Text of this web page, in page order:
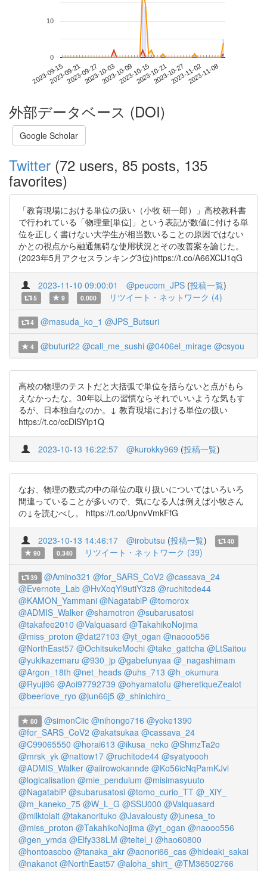
2023-09-152023-09-212023-09-272023-10-032023-10-092023-10-152023-10-212023-10-272023-11-022023-11-08
0
10
外部データベース (DOI)
Google Scholar
Twitter (72 users, 85 posts, 135
favorites)
「教育現場における単位の扱い（小牧 研一郎）」高校教科書
で行われている「物理量[単位]」という表記が数値に付ける単
位を正しく書けない大学生が相当数いることの原因ではない
かとの視点から融通無碍な使用状況とその改善案を論じた。
(2023年5月アクセスランキング3位)https://t.co/A66XClJ1qG
2023-11-10 09:00:01 @peucom_JPS (投稿一覧)
5 9 0.000 リツイート・ネットワーク (4)
4 @masuda_ko_1 @JPS_Butsuri
4 @buturi22 @call_me_sushi @0406el_mirage @csyou
高校の物理のテストだと大括弧で単位を括らないと点がもら
えなかったな。30年以上の習慣ならそれでいいような気もす
るが、日本独自なのか。↓ 教育現場における単位の扱い
https://t.co/ccDlSYip1Q
2023-10-13 16:22:57 @kurokky969 (投稿一覧)
なお、物理の数式の中の単位の取り扱いについてはいろいろ
間違っていることが多いので、気になる人は例えば小牧さん
の↓を読むべし。 https://t.co/UpnvVmkFfG
2023-10-13 14:46:17 @irobutsu (投稿一覧)
40
90
0.340 リツイート・ネットワーク (39)
39 @Amino321 @for_SARS_CoV2 @cassava_24
@Evernote_Lab @HvXoqYl9utiY3z8 @ruchitode44
@KAMON_Yammani @NagatabiP @tomorox
@ADMIS_Walker @shamotron @subarusatosi
@takafee2010 @Valquasard @TakahikoNojima
@miss_proton @dat27103 @yt_ogan @naooo556
@NorthEast57 @OchitsukeMochi @take_gattcha @LtSaitou
@yukikazemaru @930_jp @gabefunyaa @_nagashimam
@Argon_18th @net_heads @uhs_713 @h_okumura
@Ryuji96 @Aoi97792739 @ohyamatofu @heretiqueZealot
@beerlove_ryo @jun66j5 @_shinichiro_
80 @simonCiic @nihongo716 @yoke1390
@for_SARS_CoV2 @akatsukaa @cassava_24
@C99065550 @horai613 @ikusa_neko @ShmzTa2o
@mrsk_yk @nattow17 @ruchitode44 @syatyoooh
@ADMIS_Walker @aiirowokannde @Ko56icNqPamKJvl
@logicalisation @mie_pendulum @misimasyuuto
@NagatabiP @subarusatosi @tomo_curio_TT @_XiY_
@m_kaneko_75 @W_L_G @SSU000 @Valquasard
@milktolait @takanorituko @Javalousty @junesa_to
@miss_proton @TakahikoNojima @yt_ogan @naooo556
@gen_ymda @Elfy338LM @teltel_i @hao60800
@hontoasobo @tanaka_akr @aonori66_cas @hideaki_sakai
@nakanot @NorthEast57 @aloha_shirt_ @TM36502766